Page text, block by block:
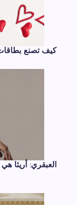
كيف تصنع
العبقري: